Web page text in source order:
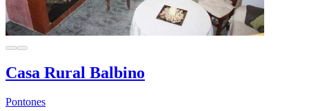
Casa Rural Balbino
Pontones